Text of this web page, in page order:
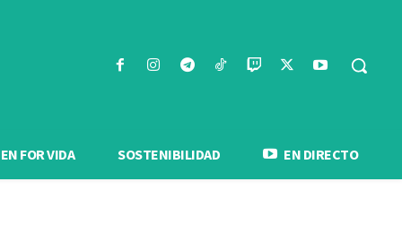
FOR VIDA SOSTENIBILIDAD EN DIRECTO